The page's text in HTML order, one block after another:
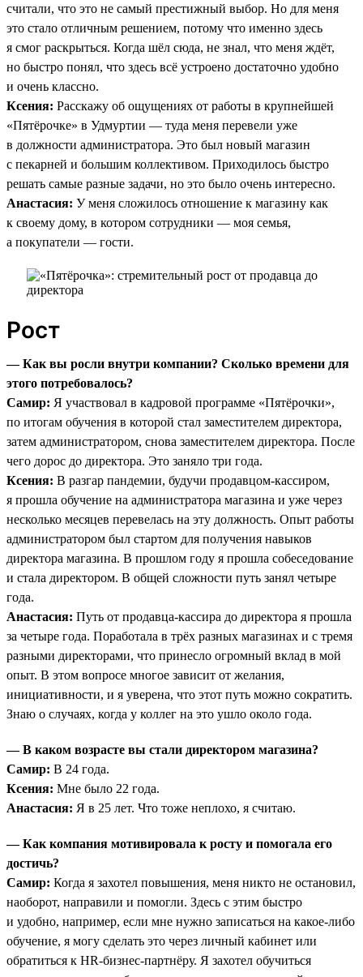
считали, что это не самый престижный выбор. Но для меня
это стало отличным решением, потому что именно здесь
я смог раскрыться. Когда шёл сюда, не знал, что меня ждёт,
но быстро понял, что здесь всё устроено достаточно удобно
и очень классно.
Ксения: Расскажу об ощущениях от работы в крупнейшей
«Пятёрочке» в Удмуртии — туда меня перевели уже
в должности администратора. Это был новый магазин
с пекарней и большим коллективом. Приходилось быстро
решать самые разные задачи, но это было очень интересно.
Анастасия: У меня сложилось отношение к магазину как
к своему дому, в котором сотрудники — моя семья,
а покупатели — гости.
Рост
— Как вы росли внутри компании? Сколько времени для
этого потребовалось?
Самир: Я участвовал в кадровой программе «Пятёрочки»,
по итогам обучения в которой стал заместителем директора,
затем администратором, снова заместителем директора. После
чего дорос до директора. Это заняло три года.
Ксения: В разгар пандемии, будучи продавцом-кассиром,
я прошла обучение на администратора магазина и уже через
несколько месяцев перевелась на эту должность. Опыт работы
администратором был стартом для получения навыков
директора магазина. В прошлом году я прошла собеседование
и стала директором. В общей сложности путь занял четыре
года.
Анастасия: Путь от продавца-кассира до директора я прошла
за четыре года. Поработала в трёх разных магазинах и с тремя
разными директорами, что принесло огромный вклад в мой
опыт. В этом вопросе многое зависит от желания,
инициативности, и я уверена, что этот путь можно сократить.
Знаю о случаях, когда у коллег на это ушло около года.
— В каком возрасте вы стали директором магазина?
Самир: В 24 года.
Ксения: Мне было 22 года.
Анастасия: Я в 25 лет. Что тоже неплохо, я считаю.
— Как компания мотивировала к росту и помогала его
достичь?
Самир: Когда я захотел повышения, меня никто не остановил,
наоборот, направили и помогли. Здесь с этим быстро
и удобно, например, если мне нужно записаться на какое-либо
обучение, я могу сделать это через личный кабинет или
обратиться к HR-бизнес-партнёру. Я захотел обучиться